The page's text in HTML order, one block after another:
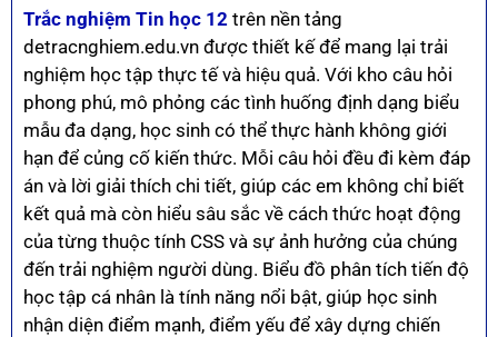
Trắc nghiệm Tin học 12 trên nền tảng
detracnghiem.edu.vn được thiết kế để mang lại trải
nghiệm học tập thực tế và hiệu quả. Với kho câu hỏi
phong phú, mô phỏng các tình huống định dạng biểu
mẫu đa dạng, học sinh có thể thực hành không giới
hạn để củng cố kiến thức. Mỗi câu hỏi đều đi kèm đáp
án và lời giải thích chi tiết, giúp các em không chỉ biết
kết quả mà còn hiểu sâu sắc về cách thức hoạt động
của từng thuộc tính CSS và sự ảnh hưởng của chúng
đến trải nghiệm người dùng. Biểu đồ phân tích tiến độ
học tập cá nhân là tính năng nổi bật, giúp học sinh
nhận diện điểm mạnh, điểm yếu để xây dựng chiến